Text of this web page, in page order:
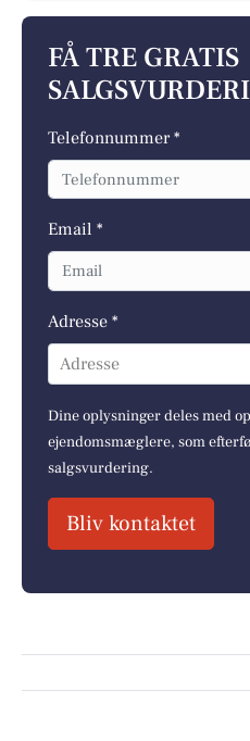
FÅ TRE GRATIS
Telefonnummer *
Email *
Adresse *
Adresse
Dine oplysninger deles med
ejendomsmæglere, som
salgsvurdering.
Bliv kontaktet